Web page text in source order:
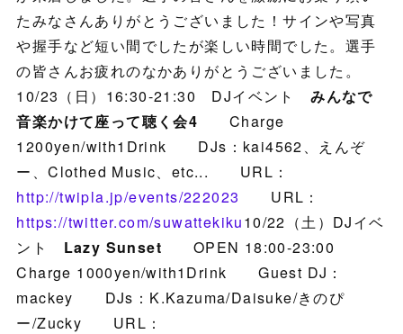
たみなさんありがとうございました！サインや写真
や握手など短い間でしたが楽しい時間でした。選手
の皆さんお疲れのなかありがとうございました。
10/23（日）16:30-21:30 DJイベントみんなで
音楽かけて座って聴く会4 Charge
1200yen/with1Drink DJs：kai4562、えんぞ
ー、Clothed Music、etc... URL：
http://twipla.jp/events/222023
URL：
https://twitter.com/suwattekiku10/22（土）DJイベ
ント Lazy Sunset OPEN 18:00-23:00
Charge 1000yen/with1Drink Guest DJ：
mackey DJs：K.Kazuma/Daisuke/きのぴ
ー/Zucky URL：